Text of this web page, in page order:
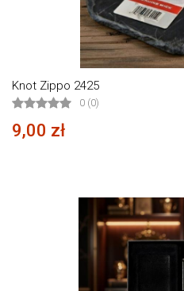
Knot Zippo 2425
0 (0)
9,00 zł